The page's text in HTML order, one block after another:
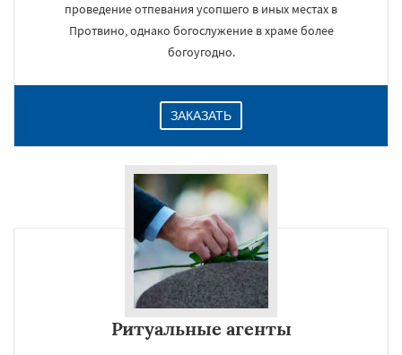
проведение отпевания усопшего в иных местах в
Протвино, однако богослужение в храме более
богоугодно.
ЗАКАЗАТЬ
Ритуальные агенты